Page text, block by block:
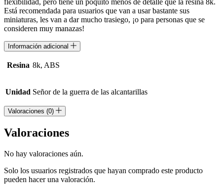
Está recomendada para usuarios que van a usar bastante sus
miniaturas, les van a dar mucho trasiego, ¡o para personas que se
consideren muy manazas!
Información adicional
Resina 8k, ABS
Unidad Señor de la guerra de las alcantarillas
Valoraciones (0)
Valoraciones
No hay valoraciones aún.
Solo los usuarios registrados que hayan comprado este producto
pueden hacer una valoración.